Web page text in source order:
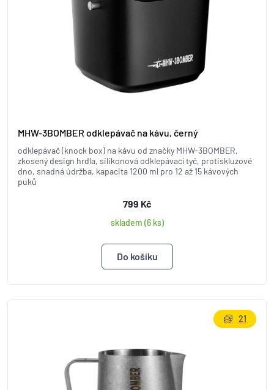
MHW-3BOMBER odklepávač na kávu, černý
odklepávač (knock box) na kávu od značky MHW-3BOMBER,
zkosený design hrdla, silikonová odklepávací tyč, protiskluzové
dno, snadná údržba, kapacita 1200 ml pro 12 až 15 kávových
puků
799 Kč
skladem (6 ks)
21